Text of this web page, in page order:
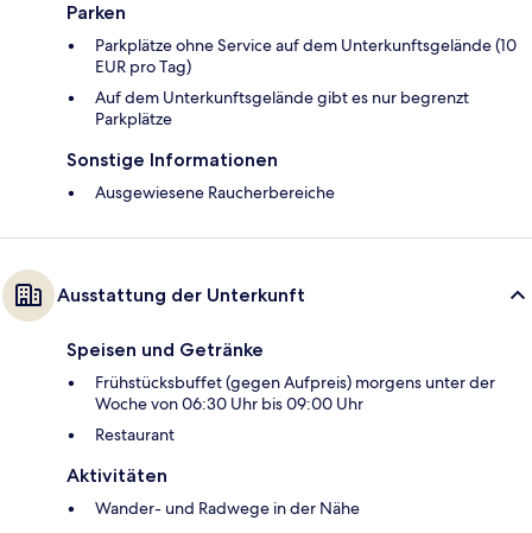
Parken
Parkplätze ohne Service auf dem Unterkunftsgelände (10
EUR pro Tag)
Auf dem Unterkunftsgelände gibt es nur begrenzt
Parkplätze
Sonstige Informationen
Ausgewiesene Raucherbereiche
Ausstattung der Unterkunft
Speisen und Getränke
Frühstücksbuffet (gegen Aufpreis) morgens unter der
Woche von 06:30 Uhr bis 09:00 Uhr
Restaurant
Aktivitäten
Wander- und Radwege in der Nähe